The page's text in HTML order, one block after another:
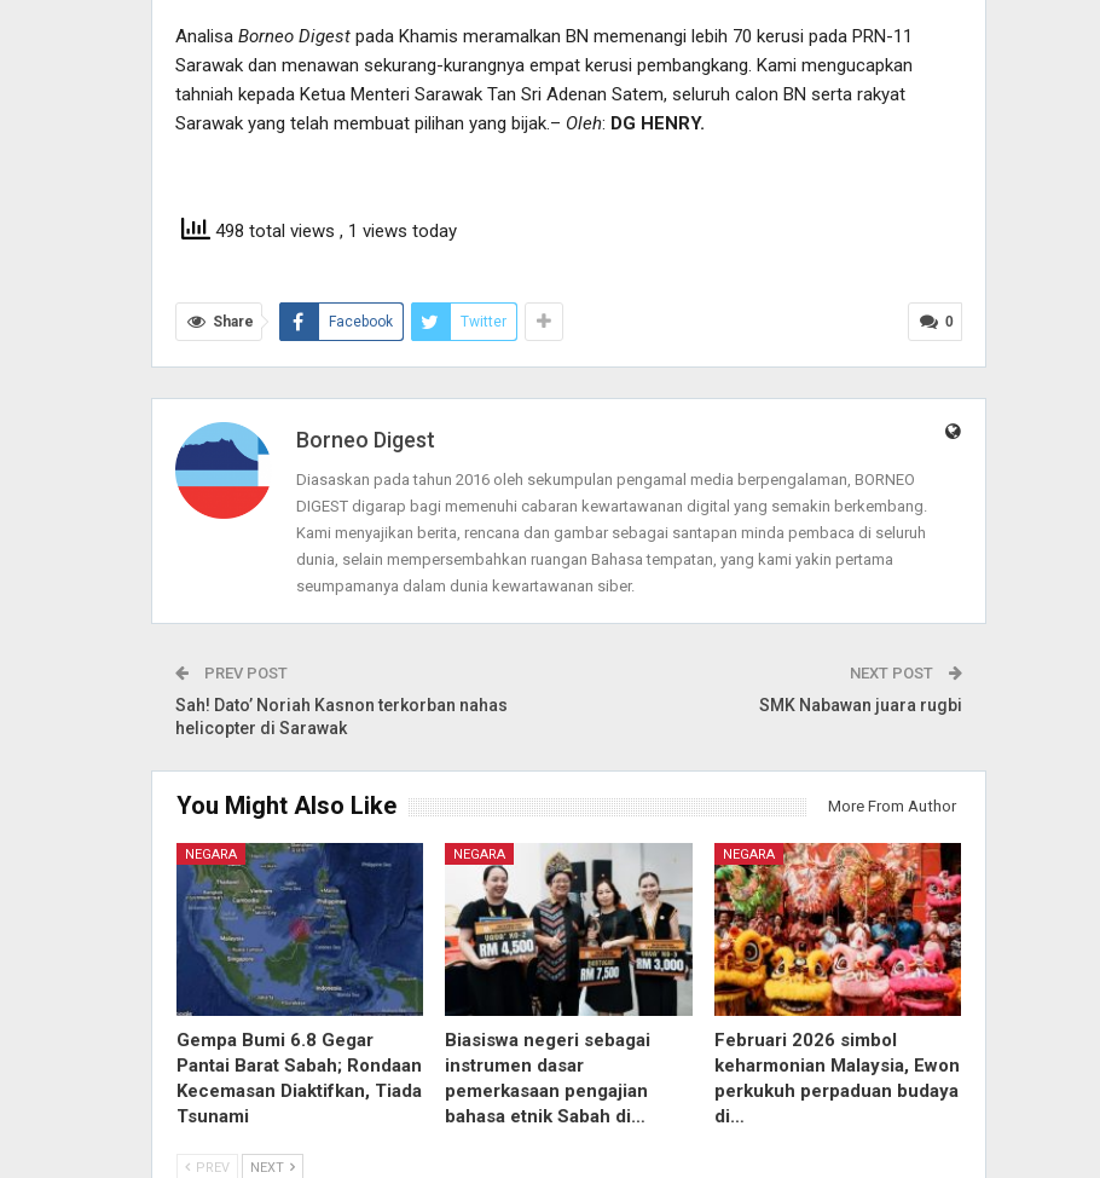
Analisa Borneo Digestpada Khamis meramalkan BN memenangi lebih 70 kerusi pada PRN-11
Sarawak dan menawan sekurang-kurangnya empat kerusi pembangkang. Kami mengucapkan
tahniah kepada Ketua Menteri Sarawak Tan Sri Adenan Satem, seluruh calon BN serta rakyat
Sarawak yang telah membuat pilihan yang bijak.– Oleh: DG HENRY.
498 total views , 1 views today
0
Share Facebook Twitter
Borneo Digest
Diasaskan pada tahun 2016 oleh sekumpulan pengamal media berpengalaman, BORNEO
DIGEST digarap bagi memenuhi cabaran kewartawanan digital yang semakin berkembang.
Kami menyajikan berita, rencana dan gambar sebagai santapan minda pembaca di seluruh
dunia, selain mempersembahkan ruangan Bahasa tempatan, yang kami yakin pertama
seumpamanya dalam dunia kewartawanan siber.
PREV POST
Sah! Dato’ Noriah Kasnon terkorban nahas
helicopter di Sarawak
NEXT POST
SMK Nabawan juara rugbi
You Might Also Like More From Author
NEGARA
Gempa Bumi 6.8 Gegar
Pantai Barat Sabah; Rondaan
Kecemasan Diaktifkan, Tiada
Tsunami
NEGARA
Biasiswa negeri sebagai
instrumen dasar
pemerkasaan pengajian
bahasa etnik Sabah di…
NEGARA
Februari 2026 simbol
keharmonian Malaysia, Ewon
perkukuh perpaduan budaya
di…
PREV NEXT